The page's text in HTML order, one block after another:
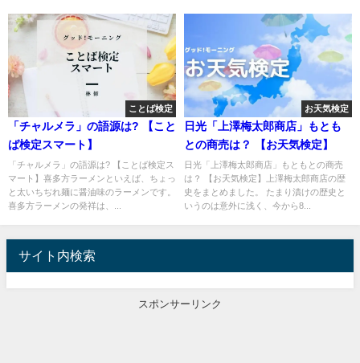
ことば検定
「チャルメラ」の語源は? 【こと
ば検定スマート】
「チャルメラ」の語源は? 【ことば検定ス
マート】喜多方ラーメンといえば、ちょっ
と太いちぢれ麺に醤油味のラーメンです。
喜多方ラーメンの発祥は、...
お天気検定
日光「上澤梅太郎商店」もとも
との商売は？ 【お天気検定】
日光「上澤梅太郎商店」もともとの商売
は？ 【お天気検定】上澤梅太郎商店の歴
史をまとめました。 たまり漬けの歴史と
いうのは意外に浅く、今から8...
サイト内検索
スポンサーリンク